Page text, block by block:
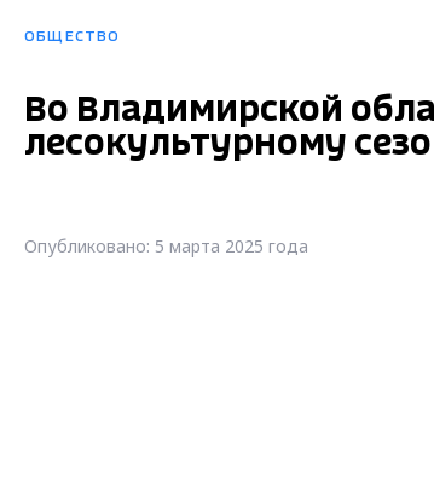
ОБЩЕСТВО
Во Владимирской
лесокультурному
Опубликовано: 5 марта 2025 года